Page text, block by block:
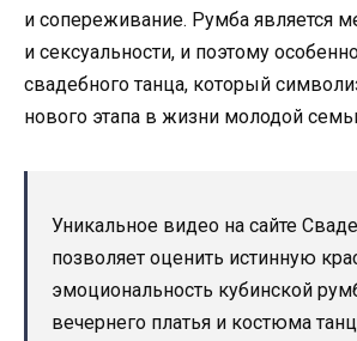
и сопереживание. Румба является
и сексуальности, и поэтому
свадебного танца, который
нового этапа в жизни молодой
Уникальное видео на сайте
позволяет оценить истинную
эмоциональность кубинской
вечернего платья и костюма